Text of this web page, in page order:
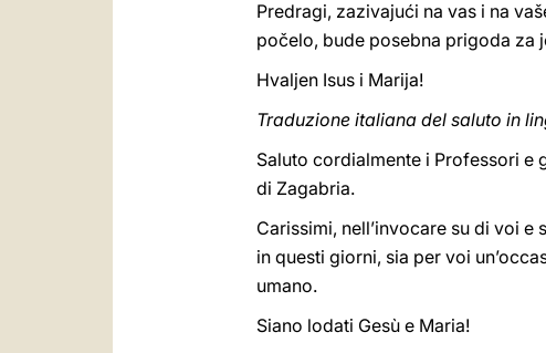
Predragi, zazivajući na vas i na
počelo, bude posebna prigoda za
Hvaljen Isus i Marija!
Traduzione italiana del saluto in
Saluto cordialmente i Professori e
di Zagabria.
Carissimi, nell’invocare su di voi
in questi giorni, sia per voi
umano.
Siano lodati Gesù e Maria!